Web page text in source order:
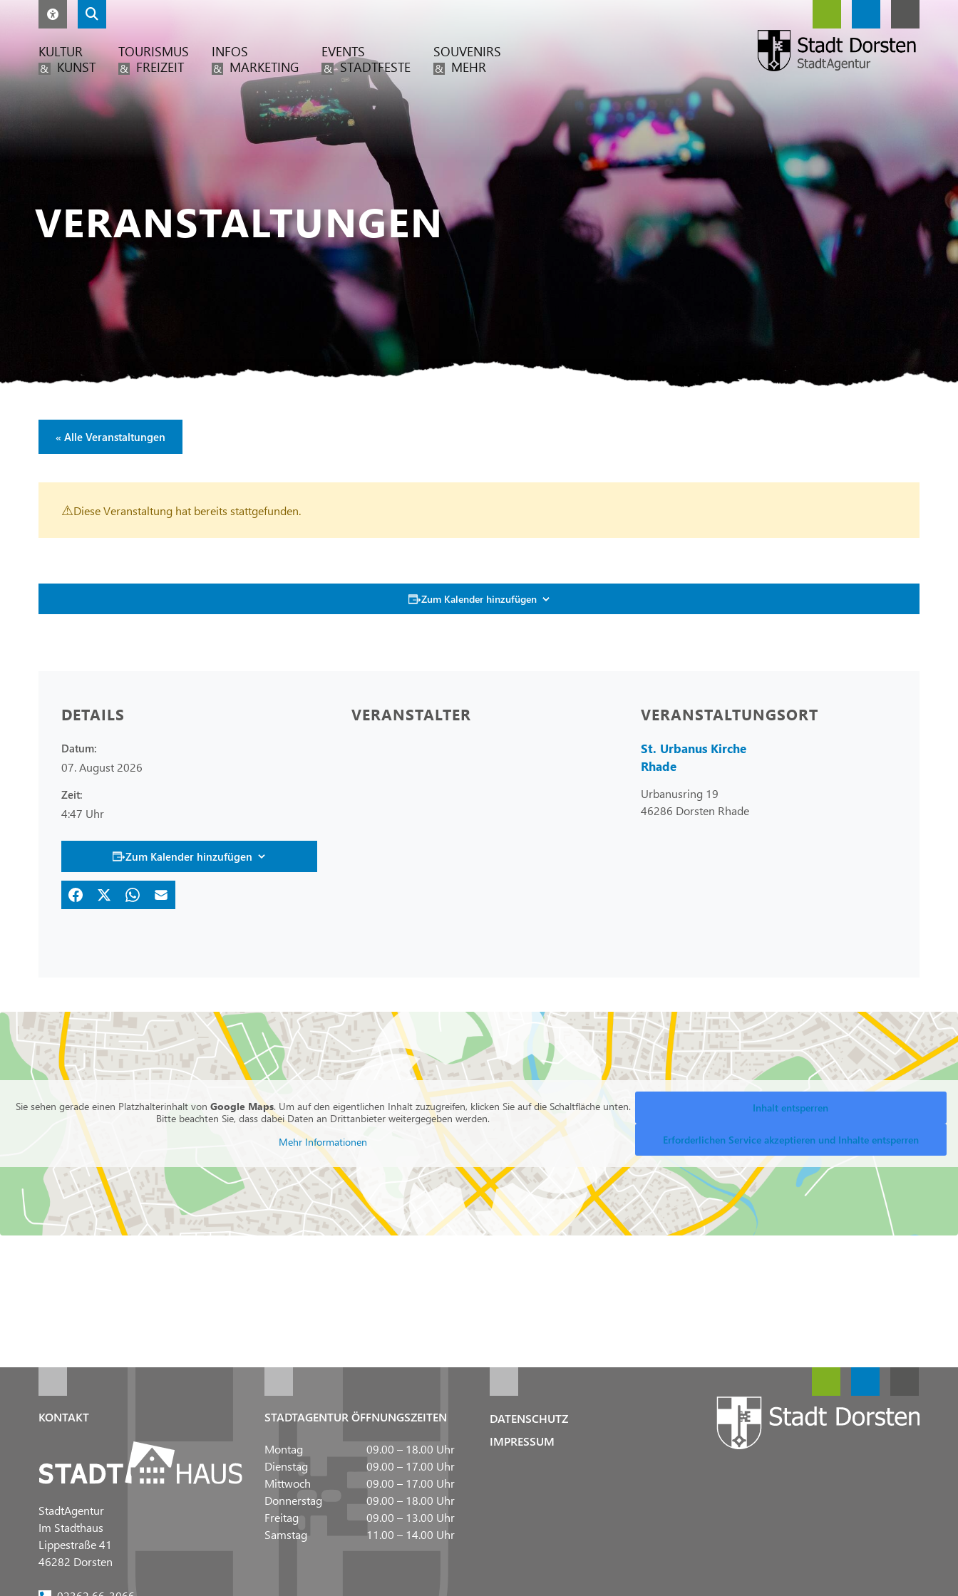
KULTUR
& KUNST
TOURISMUS
& FREIZEIT
INFOS
& MARKETING
EVENTS
& STADTFESTE
SOUVENIRS
& MEHR
VERANSTALTUNGEN
« Alle Veranstaltungen
Diese Veranstaltung hat bereits stattgefunden.
Zum Kalender hinzufügen
DETAILS
Datum:
07. August 2026
Zeit:
4:47 Uhr
Zum Kalender hinzufügen
VERANSTALTER VERANSTALTUNGSORT
St. Urbanus Kirche
Rhade
Urbanusring 19
46286 Dorsten Rhade
Sie sehen gerade einen Platzhalterinhalt von Google Maps. Um auf den eigentlichen Inhalt zuzugreifen, klicken Sie auf die Schaltfläche unten.
Bitte beachten Sie, dass dabei Daten an Drittanbieter weitergegeben werden.
Mehr Informationen
Inhalt entsperren
Erforderlichen Service akzeptieren und Inhalte entsperren
KONTAKT
StadtAgentur
Im Stadthaus
Lippestraße 41
46282 Dorsten
STADTAGENTUR ÖFFNUNGSZEITEN
Montag
09.00 – 18.00 Uhr
Dienstag
09.00 – 17.00 Uhr
Mittwoch
09.00 – 17.00 Uhr
Donnerstag
09.00 – 18.00 Uhr
Freitag
09.00 – 13.00 Uhr
Samstag
11.00 – 14.00 Uhr
DATENSCHUTZ
IMPRESSUM